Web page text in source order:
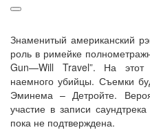
Знаменитый американский
роль в римейке
Gun—Will Travel”. На этот
наемного убийцы. Съемки
Эминема – Детройте.
участие в записи
пока не подтверждена.